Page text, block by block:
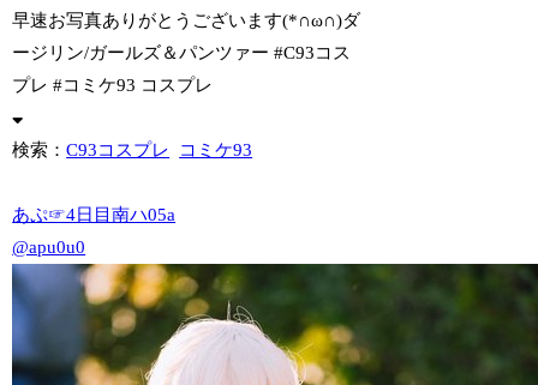
早速お写真ありがとうございます(*∩ω∩)ダ
ージリン/ガールズ＆パンツァー #C93コス
プレ #コミケ93 コスプレ
検索：C93コスプレ コミケ93
あぷ☞4日目南ハ05a
@apu0u0